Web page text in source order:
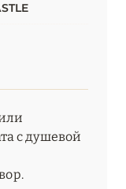
с душевой